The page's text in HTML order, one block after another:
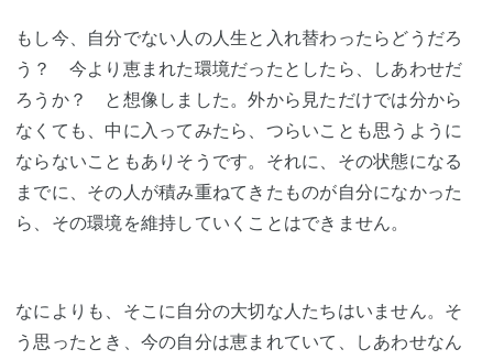
もし今、自分でない人の人生と入れ替わったらどうだろ
う？ 今より恵まれた環境だったとしたら、しあわせだ
ろうか？ と想像しました。外から見ただけでは分から
なくても、中に入ってみたら、つらいことも思うように
ならないこともありそうです。それに、その状態になる
までに、その人が積み重ねてきたものが自分になかった
ら、その環境を維持していくことはできません。
なによりも、そこに自分の大切な人たちはいません。そ
う思ったとき、今の自分は恵まれていて、しあわせなん